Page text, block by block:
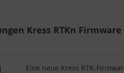
Kress RTKn Firmware
Eine neue Kress RTK-